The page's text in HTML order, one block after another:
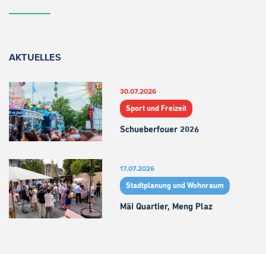
AKTUELLES
30.07.2026
Sport und Freizeit
Schueberfouer 2026
17.07.2026
Stadtplanung und Wohnraum
Mäi Quartier, Meng Plaz